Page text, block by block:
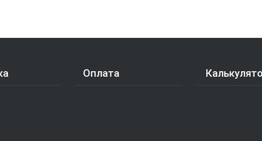
Оплата